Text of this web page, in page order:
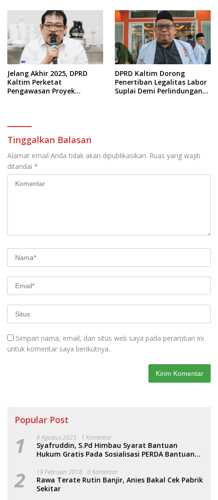
Jelang Akhir 2025, DPRD
Kaltim Perketat
Pengawasan Proyek
DPRD Kaltim Dorong
Penertiban Legalitas Labor
Suplai Demi Perlindungan
Tinggalkan Balasan
Alamat email Anda tidak akan dipublikasikan. Ruas yang wajib
ditandai *
Simpan nama, email, dan situs web saya pada peramban ini
untuk komentar saya berikutnya.
Popular Post
1 9 Agustus 2023 1 Komentar
Syafruddin, S.Pd Himbau Syarat Bantuan
Hukum Gratis Pada Sosialisasi PERDA Bantuan
2 19 Februari 2018 0 Komentar
Rawa Terate Rutin Banjir, Anies Bakal Cek Pabrik
Sekitar